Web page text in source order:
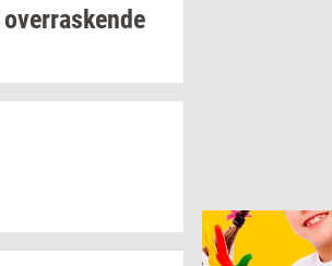
over­ra­sken­de